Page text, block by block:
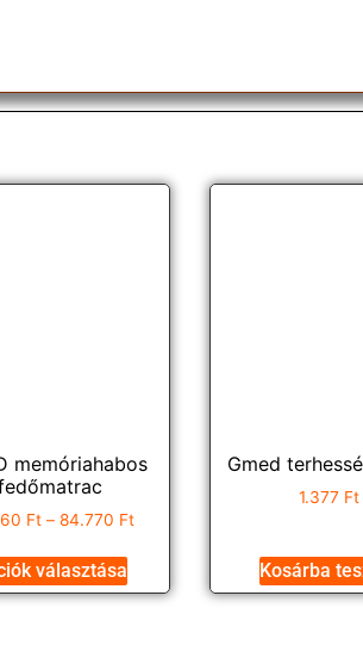
memóriahabos
Ft – 84.770 Ft
választása
Gmed
1.377 Ft
Kosárba